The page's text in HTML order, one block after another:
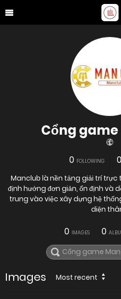
Cổng
0 FOLLOWING 0
Manclub là nền tảng giải trí
định hướng đơn giản, ổn định và
trung vào việc xây dựng hệ
diện
0 IMAGES 0
Images Most recent